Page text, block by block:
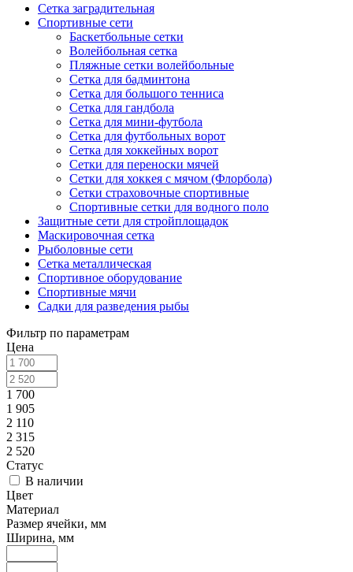
Сетка заградительная
Спортивные сети
Баскетбольные сетки
Волейбольная сетка
Пляжные сетки волейбольные
Сетка для бадминтона
Сетка для большого тенниса
Сетка для гандбола
Сетка для мини-футбола
Сетка для футбольных ворот
Сетка для хоккейных ворот
Сетки для переноски мячей
Сетки для хоккея с мячом (Флорбола)
Сетки страховочные спортивные
Спортивные сетки для водного поло
Защитные сети для стройплощадок
Маскировочная сетка
Рыболовные сети
Сетка металлическая
Спортивное оборудование
Спортивные мячи
Садки для разведения рыбы
Фильтр по параметрам
Цена
1 700
1 905
2 110
2 315
2 520
Статус
В наличии
Цвет
Материал
Размер ячейки, мм
Ширина, мм